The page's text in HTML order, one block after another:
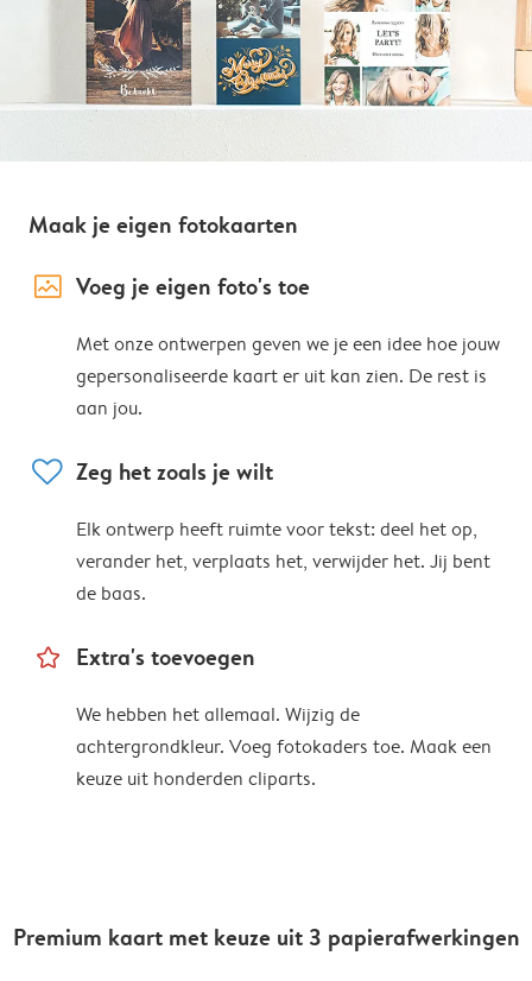
Maak je eigen fotokaarten
image_placeholder Voeg je eigen foto's toe
Met onze ontwerpen geven we je een idee hoe jouw
gepersonaliseerde kaart er uit kan zien. De rest is
aan jou.
heart Zeg het zoals je wilt
Elk ontwerp heeft ruimte voor tekst: deel het op,
verander het, verplaats het, verwijder het. Jij bent
de baas.
star_outline Extra's toevoegen
We hebben het allemaal. Wijzig de
achtergrondkleur. Voeg fotokaders toe. Maak een
keuze uit honderden cliparts.
Premium kaart met keuze uit 3 papierafwerkingen